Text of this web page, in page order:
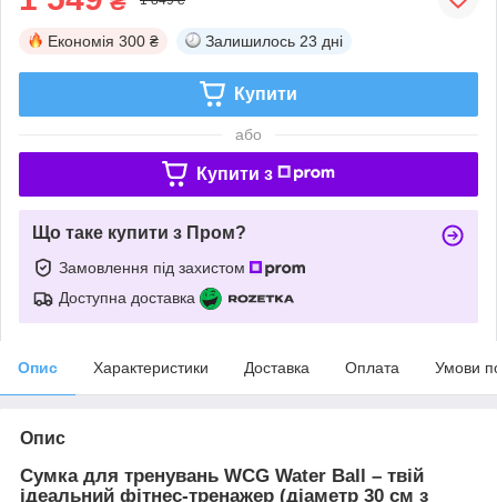
Економія 300 ₴ Залишилось 23 дні
Купити
або
Купити з
Що таке купити з Пром?
Замовлення під захистом
Доступна доставка
Опис Характеристики Доставка Оплата Умови
Опис
Сумка для тренувань WCG Water Ball – твій
ідеальний фітнес-тренажер (діаметр 30 см з